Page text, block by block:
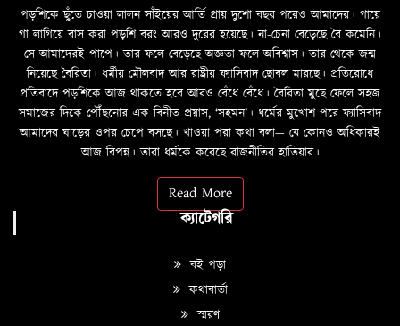
পড়শিকে ছুঁতে চাওয়া লালন সাঁইয়ের আর্তি প্রায় দুশো বছর পরেও আমাদের। গায়ে
গা লাগিয়ে বাস করা পড়শি বরং আরও দুরের হয়েছে। না-চেনা বেড়েছে বৈ কমেনি।
সে আমাদেরই পাপে। তার ফলে বেড়েছে অজ্ঞতা ফলে অবিশ্বাস। তার থেকে জন্ম
নিয়েছে বৈরিতা। ধর্মীয় মৌলবাদ আর রাষ্ট্রীয় ফ্যাসিবাদ ছোবল মারছে। প্রতিরোধে
প্রতিবাদে পড়শিকে আজ থাকতে হবে আরও বেঁধে বেঁধে। বৈরিতা মুছে ফেলে সহজ
সমাজের দিকে পৌঁছনোর এক বিনীত প্রয়াস, ‘সহমন’। ধর্মের মুখোশ পরে ফ্যাসিবাদ
আমাদের ঘাড়ের ওপর চেপে বসছে। খাওয়া পরা কথা বলা—­­ যে কোনও অধিকারই
আজ বিপন্ন। তারা ধর্মকে করেছে রাজনীতির হাতিয়ার।
Read More
ক্যাটেগরি
বই পড়া
কথাবার্তা
স্মরণ